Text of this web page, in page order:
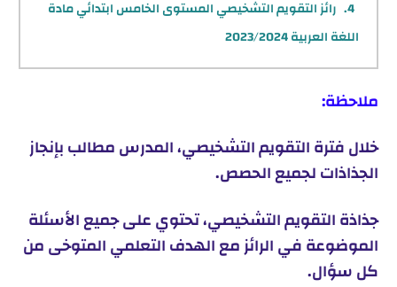
رائز التقويم التشخيصي المستوى الخامس ابتدائي مادة
اللغة العربية 2023/2024
ملاحظة:
خلال فترة التقويم التشخيصي، المدرس مطالب بإنجاز
الجذاذات لجميع الحصص.
جذاذة التقويم التشخيصي، تحتوي على جميع الأسئلة
الموضوعة في الرائز مع الهدف التعلمي المتوخى من
كل سؤال.